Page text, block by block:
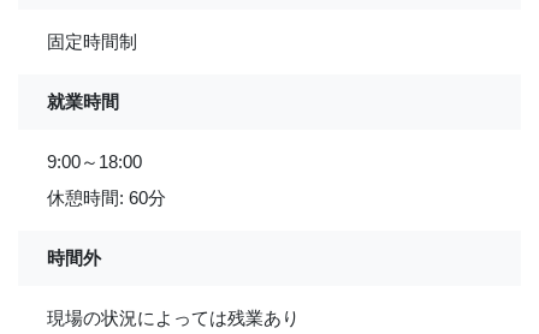
固定時間制
就業時間
9:00～18:00
休憩時間: 60分
時間外
現場の状況によっては残業あり